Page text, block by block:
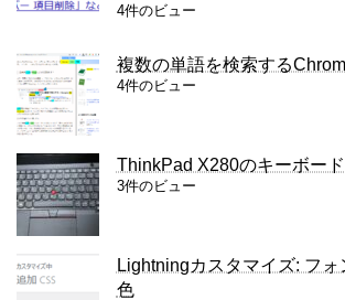
4件のビュー
複数の単語を検索する
4件のビュー
ThinkPad X280のキーボー
3件のビュー
Lightningカスタマイズ: フォ
色